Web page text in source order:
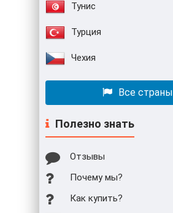
Тунис
Турция
Чехия
Все страны
Полезно знать
Отзывы
Почему мы?
Как купить?